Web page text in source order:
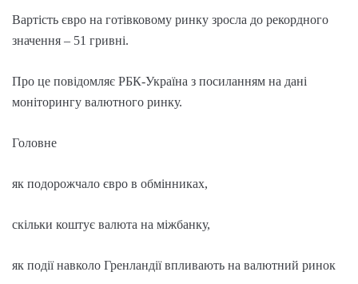
Вартість євро на готівковому ринку зросла до рекордного
значення – 51 гривні.
Про це повідомляє РБК-Україна з посиланням на дані
моніторингу валютного ринку.
Головне
як подорожчало євро в обмінниках,
скільки коштує валюта на міжбанку,
як події навколо Гренландії впливають на валютний ринок